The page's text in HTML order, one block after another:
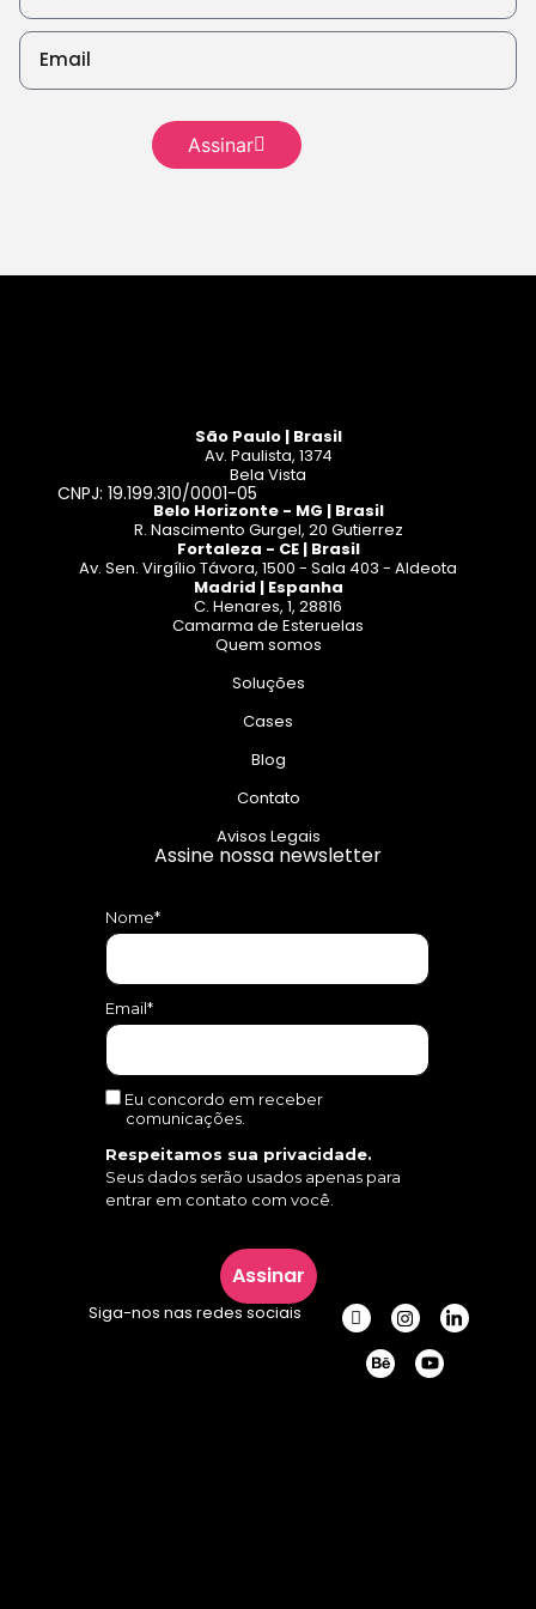
Assinar
São Paulo | Brasil
Av. Paulista, 1374
Bela Vista
CNPJ: 19.199.310/0001-05
Belo Horizonte - MG | Brasil
R. Nascimento Gurgel, 20 Gutierrez
Fortaleza - CE | Brasil
Av. Sen. Virgílio Távora, 1500 - Sala 403 - Aldeota
Madrid | Espanha
C. Henares, 1, 28816
Camarma de Esteruelas
Quem somos
Soluções
Cases
Blog
Contato
Avisos Legais
Assine nossa newsletter
Nome*
Email*
Eu concordo em receber
comunicações.
Respeitamos sua privacidade.
Seus dados serão usados apenas para
entrar em contato com você.
Assinar
Siga-nos nas redes sociais